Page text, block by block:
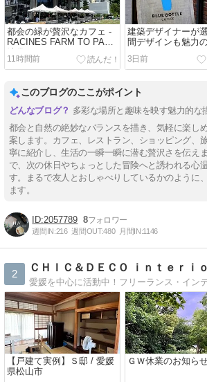
都会の緑が贅沢なカフェ -
RACINES FARM TO PARK
池袋- / Art&Architecture＃
603
11時間前
建築デザイナーが
間デザインも魅力
BOTTLE COFFEE /
Art&Architecture＃
3日前
このブログのここがポイント
多彩な場所と趣味を映す魅力的な
都会と自然の絶妙なバランスを描き、気軽に楽し
案します。カフェ、レストラン、ショッピング、
寧に紹介し、生活の一瞬一瞬に潜む贅沢さを伝え
で、次の休日やちょっとした冒険へと誘われる心
す。まるで友人とおしゃべりしているかのように
ます。
2057789 8
週間IN:216 週間OUT:480 月間IN:1146
2
ＣＨＩＣ＆ＤＥＣＯ ｉｎｔｅｒｉ
【戸建て実例】Ｓ邸 / 愛媛
県松山市
ＧＷ休業のお知ら